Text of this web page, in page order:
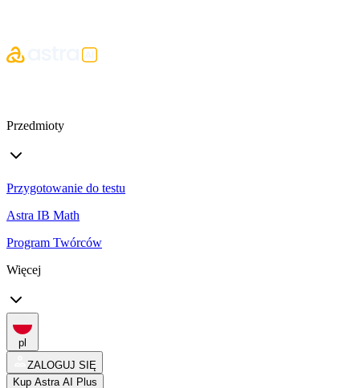
Przedmioty
Przygotowanie do testu
Astra IB Math
Program Twórców
Więcej
pl
ZALOGUJ SIĘ
Kup Astra AI Plus